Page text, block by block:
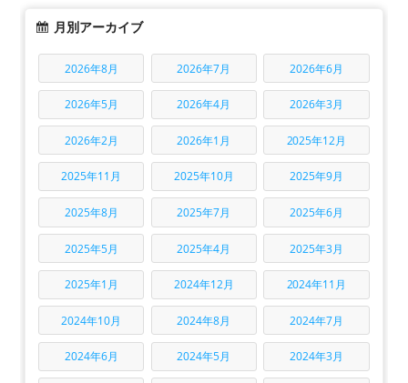
月別アーカイブ
2026年8月 2026年7月 2026年6月
2026年5月 2026年4月 2026年3月
2026年2月 2026年1月 2025年12月
2025年11月 2025年10月 2025年9月
2025年8月 2025年7月 2025年6月
2025年5月 2025年4月 2025年3月
2025年1月 2024年12月 2024年11月
2024年10月 2024年8月 2024年7月
2024年6月 2024年5月 2024年3月